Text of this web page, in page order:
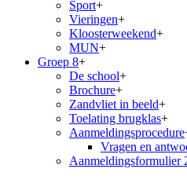
Sport+
Vieringen+
Kloosterweekend+
MUN+
Groep 8+
De school+
Brochure+
Zandvliet in beeld+
Toelating brugklas+
Aanmeldingsprocedure
Vragen en
Aanmeldingsformulier